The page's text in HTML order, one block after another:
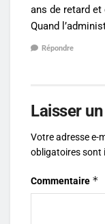
ans de retard et
Quand
Répondre
Laisser
Votre adresse e-
obligatoires sont
Commentaire *